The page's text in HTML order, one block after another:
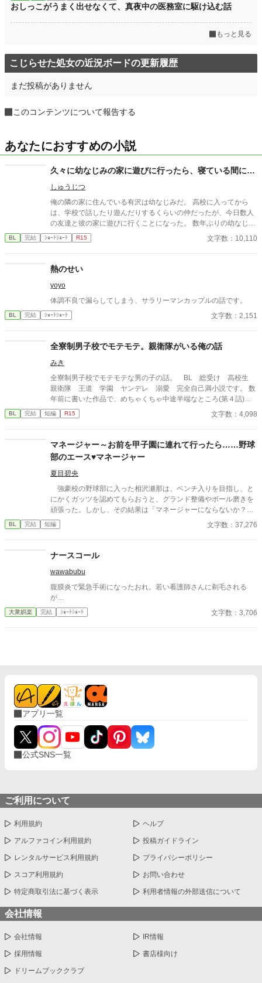
おしっこがうまく出せなくて、真夜中の医務室に駆け込む話
もっと見る
こじらせた処女の近況ボードの更新履歴
まだ投稿がありません
このコンテンツについて報告する
あなたにおすすめの小説
久々に幼なじみの家に遊びに行ったら、寝ている間に…
しゅうじつ
俺の隣の家に住んでいる有沢は幼なじみだ。 高校に入ってから
は、学校で話したり遊んだりするくらいの仲だったが、今日数人
の友達と彼の家に遊びに行くことになった。 数年ぶりの幼なじみ
の家を懐かしんでいる中、いつの間にか友人たちは帰っており、
幼なじみと2人きりに。 そこで俺は彼の部屋であるものを見つけ
BL 完結 ｼｮｰﾄｼｮｰﾄ R15 文字数：10,110
熱のせい
yoyo
体調不良で漏らしてしまう、サラリーマンカップルの話です。
BL 完結 ｼｮｰﾄｼｮｰﾄ 文字数：2,151
全寮制男子校でモテモテ。親衛隊がいる俺の話
みき
全寮制男子校でモテモテな男の子の話。 BL 総受け 高校生
親衛隊 王道 学園 ヤンデレ 溺愛 完全自己満小説です。 数
年前に書いた作品で、めちゃくちゃ中途半端なところ(第４話)で
終わります。実験的公開作品
BL 完結 短編 R15 文字数：4,098
マネージャー～お前を甲子園に連れて行ったら……野球
部のエース♥マネージャー
夏目碧央
強豪校の野球部に入った相沢瀬那は、ベンチ入りを目指し、と
にかくガッツを認めてもらおうと、グランド整備やボール磨きを
頑張った。しかし、その結果は「マネージャーにならないか？」
という監督からの言葉。瀬那は葛藤の末、マネージャーに転身す
る。 一方、才能溢れるピッチャーの戸田遼悠。瀬那は遼悠の才
悠が文字通り血のにじむような努力をしている事を知る。
BL 完結 短編 文字数：37,276
ナースコール
wawabubu
腹膜炎で緊急手術になったおれ。若い看護師さんに剃毛される
が…
大衆娯楽 完結 ｼｮｰﾄｼｮｰﾄ 文字数：3,706
アプリ一覧
公式SNS一覧
ご利用について
利用規約 ヘルプ
アルファコイン利用規約 投稿ガイドライン
レンタルサービス利用規約 プライバシーポリシー
スコア利用規約 お問い合わせ
特定商取引法に基づく表示 利用者情報の外部送信について
会社情報
会社情報 IR情報
採用情報 書店様向け
ドリームブッククラブ